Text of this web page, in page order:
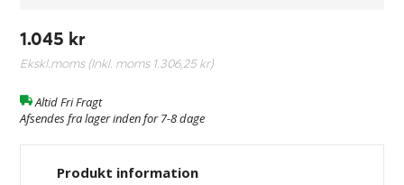
1.045 kr
Ekskl.moms (Inkl. moms 1.306,25 kr)
Altid Fri Fragt
Afsendes fra lager inden for 7-8 dage
Produkt information